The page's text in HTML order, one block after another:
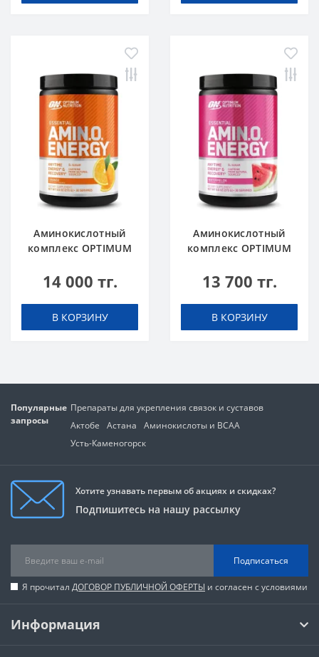
Аминокислотный
комплекс OPTIMUM
Energy 270 g Orange
14 000 тг.
В КОРЗИНУ
Аминокислотный
комплекс OPTIMUM
Energy 270 g Арбуз
13 700 тг.
В КОРЗИНУ
Популярные
запросы
Препараты для укрепления связок и суставов
Актобе
Астана
Аминокислоты и BCAA
Усть-Каменогорск
Хотите узнавать первым об акциях и скидках?
Подпишитесь на нашу рассылку
Подписаться
Я прочитал ДОГОВОР ПУБЛИЧНОЙ ОФЕРТЫ и согласен с условиями
Информация